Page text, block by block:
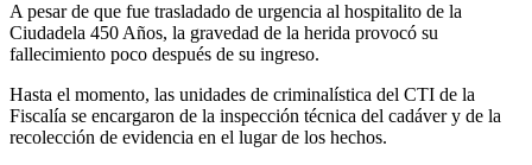
A pesar de que fue trasladado de urgencia al hospitalito de la
Ciudadela 450 Años, la gravedad de la herida provocó su
fallecimiento poco después de su ingreso.
Hasta el momento, las unidades de criminalística del CTI de la
Fiscalía se encargaron de la inspección técnica del cadáver y de la
recolección de evidencia en el lugar de los hechos.